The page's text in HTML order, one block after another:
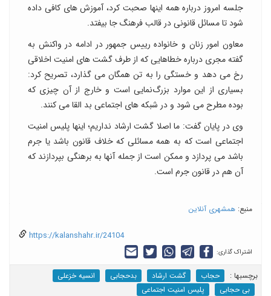
جلسه امروز درباره همه اینها صحبت کرد، آموزش های کافی داده
شود تا مسائل قانونی در قالب فرهنگ جا بیفتد.
معاون امور زنان و خانواده رییس جمهور در ادامه در واکنش به
گفته مجری درباره خطاهایی که از طرف گشت های امنیت اخلاقی
رخ می دهد و خستگی را به تن همگان می گذارد، تصریح کرد:
بسیاری از این موارد بزرگ‌نمایی است و خارج از آن چیزی که
بوده مطرح می شود و در شبکه های اجتماعی بد القا می کنند.
وی در پایان گفت: ما اصلا گشت ارشاد نداریم؛ اینها پلیس امنیت
اجتماعی است که به همه مسائلی که خلاف قانون باشد یا جرم
باشد می پردازد و ممکن است از جمله آنها به برهنگی بپردازند که
آن هم در قانون جرم است.
منبع: همشهری آنلاین
https://kalanshahr.ir/24104
اشتراک گذاری:
برچسب‎ها : حجاب گشت ارشاد بدحجابی
انسیه خزعلی
بی حجابی
پلیس امنیت اجتماعی